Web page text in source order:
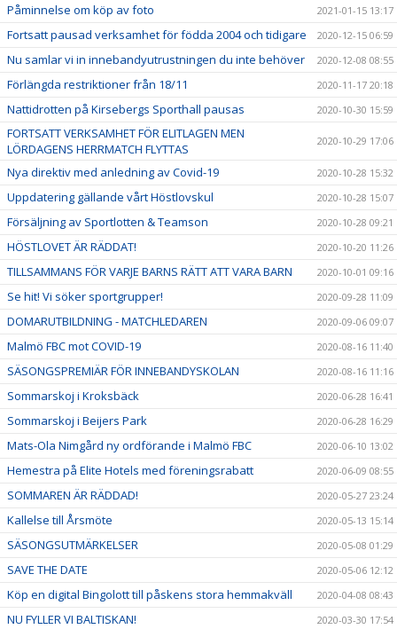
Påminnelse om köp av foto 2021-01-15 13:17
Fortsatt pausad verksamhet för födda 2004 och tidigare 2020-12-15 06:59
Nu samlar vi in innebandyutrustningen du inte behöver 2020-12-08 08:55
Förlängda restriktioner från 18/11 2020-11-17 20:18
Nattidrotten på Kirsebergs Sporthall pausas 2020-10-30 15:59
FORTSATT VERKSAMHET FÖR ELITLAGEN MEN
LÖRDAGENS HERRMATCH FLYTTAS
2020-10-29 17:06
Nya direktiv med anledning av Covid-19 2020-10-28 15:32
Uppdatering gällande vårt Höstlovskul 2020-10-28 15:07
Försäljning av Sportlotten & Teamson 2020-10-28 09:21
HÖSTLOVET ÄR RÄDDAT! 2020-10-20 11:26
TILLSAMMANS FÖR VARJE BARNS RÄTT ATT VARA BARN 2020-10-01 09:16
Se hit! Vi söker sportgrupper! 2020-09-28 11:09
DOMARUTBILDNING - MATCHLEDAREN 2020-09-06 09:07
Malmö FBC mot COVID-19 2020-08-16 11:40
SÄSONGSPREMIÄR FÖR INNEBANDYSKOLAN 2020-08-16 11:16
Sommarskoj i Kroksbäck 2020-06-28 16:41
Sommarskoj i Beijers Park 2020-06-28 16:29
Mats-Ola Nimgård ny ordförande i Malmö FBC 2020-06-10 13:02
Hemestra på Elite Hotels med föreningsrabatt 2020-06-09 08:55
SOMMAREN ÄR RÄDDAD! 2020-05-27 23:24
Kallelse till Årsmöte 2020-05-13 15:14
SÄSONGSUTMÄRKELSER 2020-05-08 01:29
SAVE THE DATE 2020-05-06 12:12
Köp en digital Bingolott till påskens stora hemmakväll 2020-04-08 08:43
NU FYLLER VI BALTISKAN! 2020-03-30 17:54